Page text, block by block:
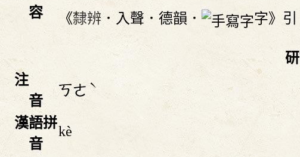
容
《隸辨 ．入聲．德韻． 字》引
注
音
ㄎㄜ ˋ
漢語拼
音
kè